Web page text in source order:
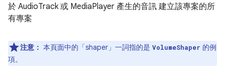
於 AudioTrack 或 MediaPlayer 產生的音訊 建立該專案的所
有專案
注意： 本頁面中的「shaper」一詞指的是 VolumeShaper 的例
項。